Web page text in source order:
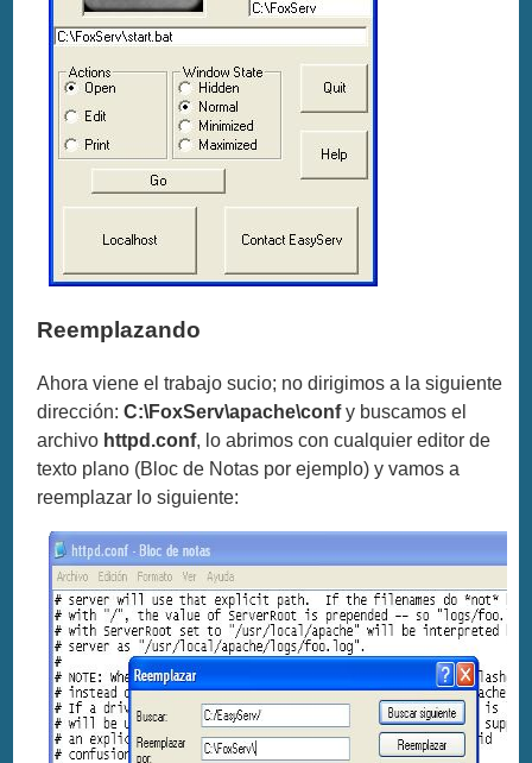
Reemplazando
Ahora viene el trabajo sucio; no dirigimos a la siguiente
dirección:C:\FoxServ\apache\confy buscamos el
archivo httpd.conf, lo abrimos con cualquier editor de
texto plano (Bloc de Notas por ejemplo) y vamos a
reemplazar lo siguiente: